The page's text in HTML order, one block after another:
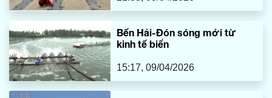
Bến Hải-Đón sóng mới từ
kinh tế biển
15:17, 09/04/2026